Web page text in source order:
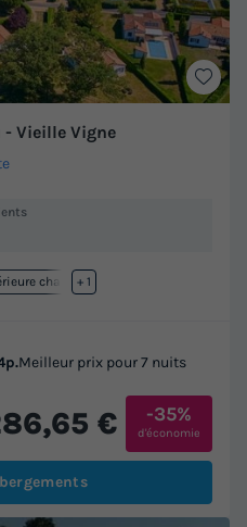
- Vieille Vigne
chauffée
+ 1
Meilleur prix pour 7 nuits
€ -35%
d'économie